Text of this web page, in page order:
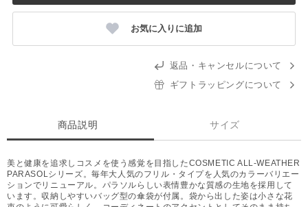
お気に入りに追加
返品・キャンセルについて
ギフトラッピングについて
商品説明 サイズ
美と健康を追求しコスメを使う感覚を目指したCOSMETIC ALL-WEATHER
PARASOLシリーズ。毎年大人気のフリル・タイプを人気のカラーバリエー
ションでリニューアル。パラソルらしい表情豊かな質感の生地を採用して
います。収納しやすいバッグ型の傘袋が付属。袋から出した姿は小さな花